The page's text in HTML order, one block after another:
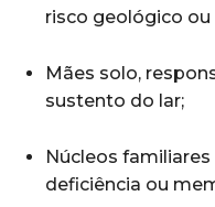
risco geológico
Mães solo,
sustento do lar;
Núcleos
deficiência ou